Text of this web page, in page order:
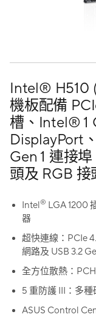
Intel® H510
機板配備
槽、Intel® 1
DisplayPort
Gen 1 連接
頭及 RGB 接
Intel® LGA 1200
器
超快連線：PCIe
網路及 USB 3.2
全方位散熱：
5 重防護 III：多
ASUS Control